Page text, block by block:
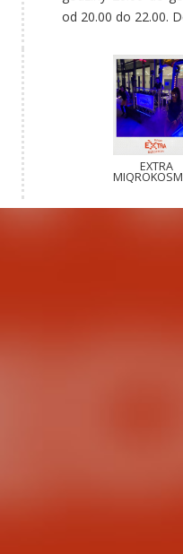
od 20.00 do 22.00.
EXTRA